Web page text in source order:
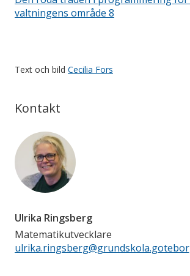
valtningens område 8
Text och bild Cecilia Fors
Kontakt
Ulrika Ringsberg
Matematikutvecklare